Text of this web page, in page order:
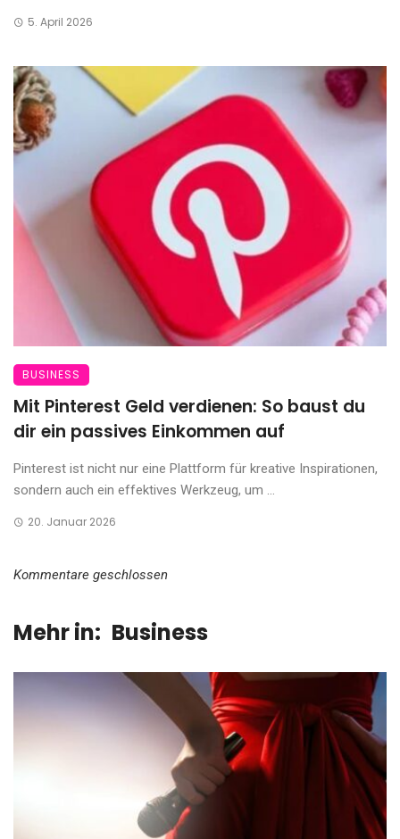
5. April 2026
BUSINESS
Mit Pinterest Geld verdienen: So baust du
dir ein passives Einkommen auf
Pinterest ist nicht nur eine Plattform für kreative Inspirationen,
sondern auch ein effektives Werkzeug, um ...
20. Januar 2026
Kommentare geschlossen
Mehr in: Business